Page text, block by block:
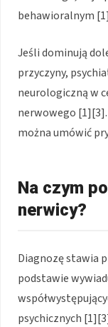
behawioralnym
Jeśli dominują
przyczyny,
neurologiczną w
nerwowego
można umówić
Na czym
nerwicy?
Diagnozę stawia
podstawie
psychicznych